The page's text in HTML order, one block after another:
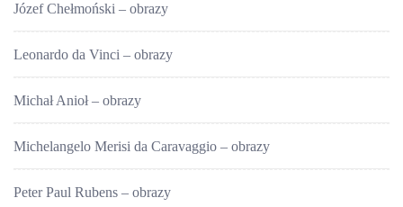
Józef Chełmoński – obrazy
Leonardo da Vinci – obrazy
Michał Anioł – obrazy
Michelangelo Merisi da Caravaggio – obrazy
Peter Paul Rubens – obrazy